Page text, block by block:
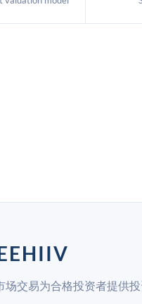
交易为合格投资者提供投